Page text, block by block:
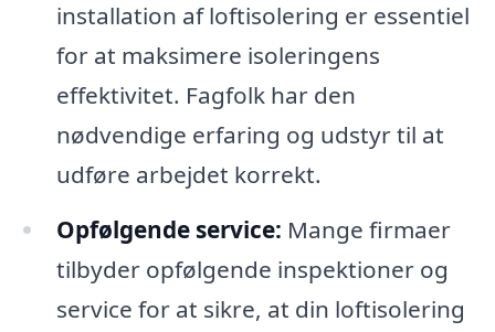
installation af loftisolering er essentiel
for at maksimere isoleringens
effektivitet. Fagfolk har den
nødvendige erfaring og udstyr til at
udføre arbejdet korrekt.
Opfølgende service: Mange firmaer
tilbyder opfølgende inspektioner og
service for at sikre, at din loftisolering